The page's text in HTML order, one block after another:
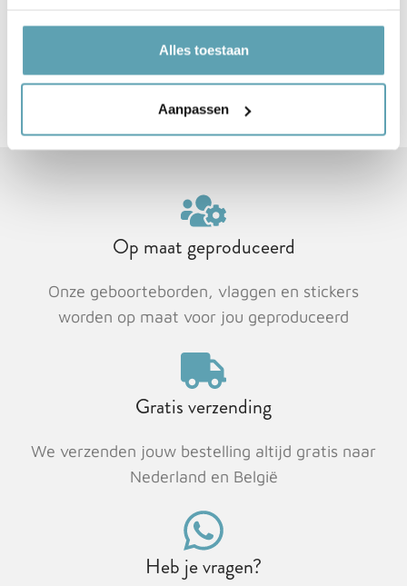
Alles toestaan
Aanpassen
Home Raamstickers Raamsticker | Lachende dino
Op maat geproduceerd
Onze geboorteborden, vlaggen en stickers
worden op maat voor jou geproduceerd
Gratis verzending
We verzenden jouw bestelling altijd gratis naar
Nederland en België
Heb je vragen?